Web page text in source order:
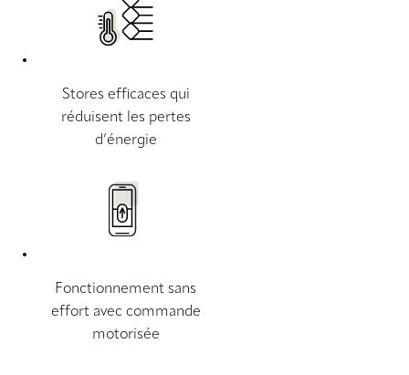
Stores efficaces qui
réduisent les pertes
d’énergie
Fonctionnement sans
effort avec commande
motorisée